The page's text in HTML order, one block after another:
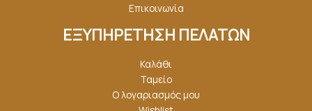
Επικοινωνία
ΕΞΥΠΗΡΕΤΗΣΗ ΠΕΛΑΤΩΝ
Καλάθι
Ταμείο
Ο λογαριασμός μου